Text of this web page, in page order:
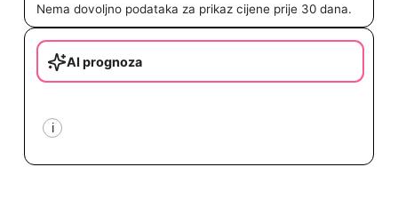
Nema dovoljno podataka za prikaz cijene prije 30 dana.
AI prognoza
i